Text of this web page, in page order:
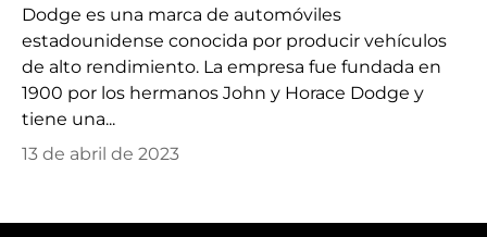
Dodge es una marca de automóviles
estadounidense conocida por producir vehículos
de alto rendimiento. La empresa fue fundada en
1900 por los hermanos John y Horace Dodge y
tiene una...
13 de abril de 2023